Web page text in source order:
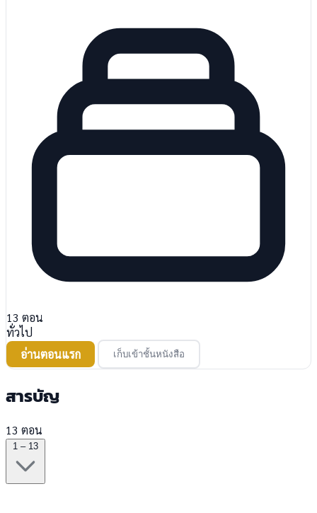
13 ตอน
ทั่วไป
อ่านตอนแรก
เก็บเข้าชั้นหนังสือ
สารบัญ
13 ตอน
1 – 13